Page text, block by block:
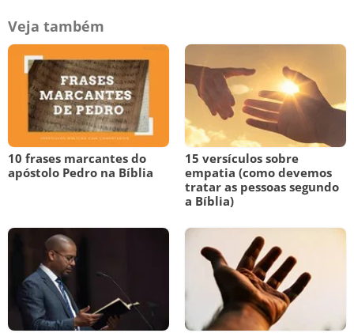
Veja também
10 frases marcantes do
apóstolo Pedro na Bíblia
15 versículos sobre
empatia (como devemos
tratar as pessoas segundo
a Bíblia)